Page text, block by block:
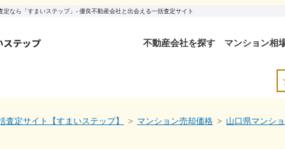
定なら「すまいステップ」- 優良不動産会社と出会える一括査定サイト
不動産会社を探す マンション相
査定サイト【すまいステップ】 マンション売却価格 山口県マンシ